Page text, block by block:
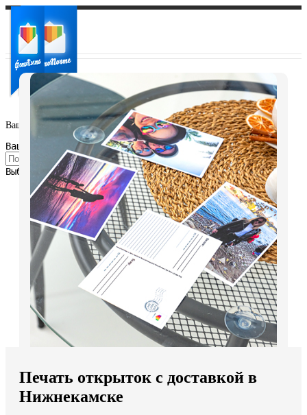
Ваш город:
Ваш регион доставки
Выберите из списка:
Мы доставляем по всему миру
Продолжить без города
Печать открыток с доставкой в
Нижнекамске